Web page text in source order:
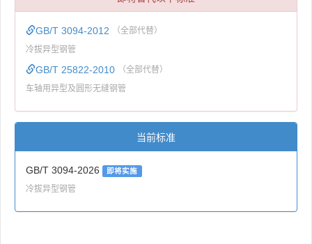
GB/T 3094-2012 （全部代替）
冷拔异型钢管
GB/T 25822-2010 （全部代替）
车轴用异型及圆形无缝钢管
当前标准
GB/T 3094-2026 即将实施
冷拔异型钢管